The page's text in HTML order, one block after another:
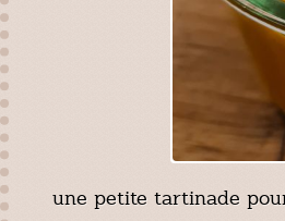
une petite tartinade